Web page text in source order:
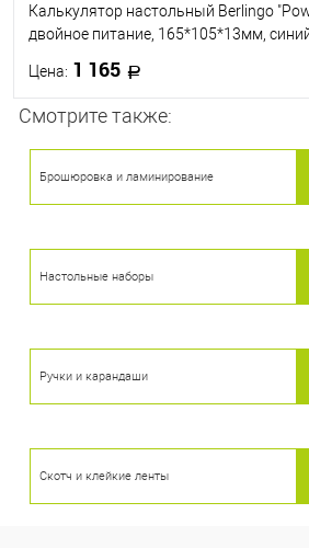
Калькулятор настольный Berlingo
двойное питание, 165*105*13мм,
Цена: 1 165
Смотрите также:
Брошюровка и ламинирование
Настольные наборы
Ручки и карандаши
Скотч и клейкие ленты